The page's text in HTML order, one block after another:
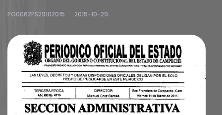
PO0062PS29102015 2015-10-29